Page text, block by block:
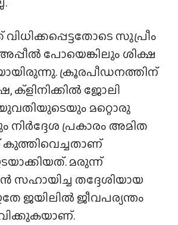
സുപ്രീം
പോയെങ്കിലും ശിക്ഷ
ക്രൂരപീഡനത്തിന്
ക്ളിനിക്കിൽ ജോലി
മറ്റൊരു
നിർദ്ദേശ പ്രകാരം അമിത
മരുന്ന്
സഹായിച്ച തദ്ദേശിയായ
ജയിലിൽ ജീവപര്യന്തം